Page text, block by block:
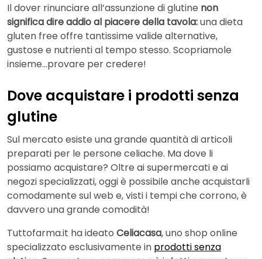
Il dover rinunciare all’assunzione di glutine non
significa dire addio al piacere della tavola:una dieta
gluten free offre tantissime valide alternative,
gustose e nutrienti al tempo stesso. Scopriamole
insieme…provare per credere!
Dove acquistare i prodotti senza
glutine
Sul mercato esiste una grande quantità di articoli
preparati per le persone celiache. Ma dove li
possiamo acquistare? Oltre ai supermercati e ai
negozi specializzati, oggi è possibile anche acquistarli
comodamente sul web e, visti i tempi che corrono, è
davvero una grande comodità!
Tuttofarma.it ha ideato Celiacasa, uno shop online
specializzato esclusivamente in prodotti senza